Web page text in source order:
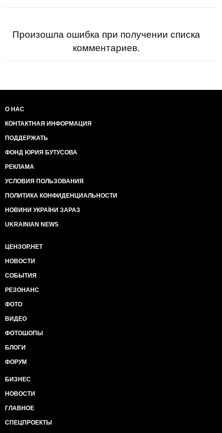
Произошла ошибка при получении списка
комментариев.
О НАС
КОНТАКТНАЯ ИНФОРМАЦИЯ
ПОДДЕРЖАТЬ
ФОНД ЮРИЯ БУТУСОВА
РЕКЛАМА
УСЛОВИЯ ПОЛЬЗОВАНИЯ
ПОЛИТИКА КОНФИДЕНЦИАЛЬНОСТИ
НОВИНИ УКРАЇНИ ЗАРАЗ
UKRAINIAN NEWS
ЦЕНЗОР.НЕТ
НОВОСТИ
СОБЫТИЯ
РЕЗОНАНС
ФОТО
ВИДЕО
ФОТОШОПЫ
БЛОГИ
ФОРУМ
БИЗНЕС
НОВОСТИ
ГЛАВНОЕ
СПЕЦПРОЕКТЫ